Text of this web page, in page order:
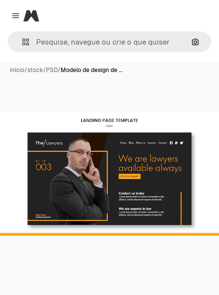
Close menu
Magnific
Início/stock/PSD/Modelo de design de …